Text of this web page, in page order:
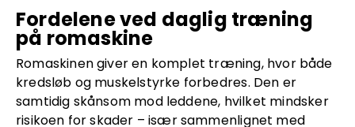
Fordelene ved daglig træning
på romaskine
Romaskinen giver en komplet træning, hvor både
kredsløb og muskelstyrke forbedres. Den er
samtidig skånsom mod leddene, hvilket mindsker
risikoen for skader – især sammenlignet med